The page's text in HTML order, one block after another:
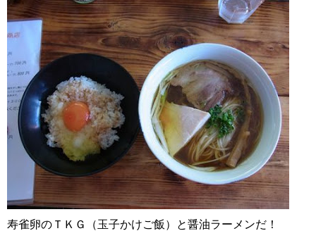
寿雀卵のＴＫＧ（玉子かけご飯）と醤油ラーメンだ！